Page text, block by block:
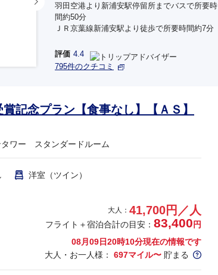
羽田空港より新浦安駅停留所までバスで所要時
間約50分
ＪＲ京葉線新浦安駅より徒歩で所要時間約7分
評価 4.4
795件のクチコミ
記念プラン【食事なし】【ＡＳ】
ワー スタンダードルーム
洋室（ツイン）
大人： 41,700円／人
フライト＋宿泊合計の目安： 83,400 円
08月09日20時10分現在の情報です
大人・お一人様： 697マイル〜 貯まる